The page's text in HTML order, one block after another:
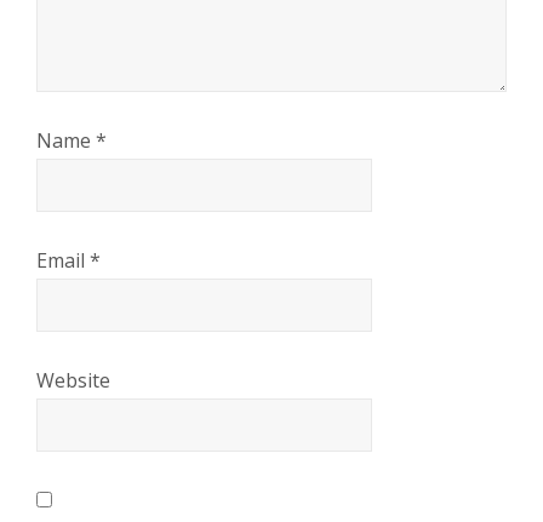
Name *
Email *
Website